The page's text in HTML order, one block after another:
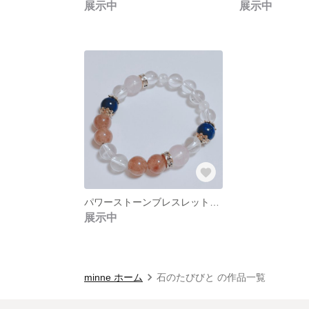
展示中 展示中
展示中
minne ホーム 石のたびびと の作品一覧